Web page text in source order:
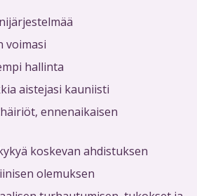
voimasi
hallinta
aistejasi kauniisti
ennenaikaisen
koskevan ahdistuksen
olemuksen